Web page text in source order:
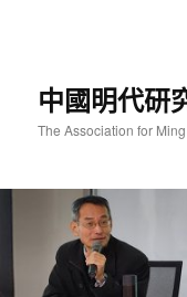
中國明代研
The Association for